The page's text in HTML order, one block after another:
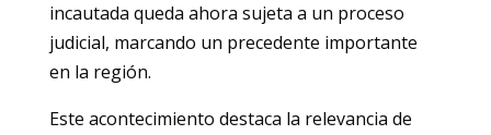
incautada queda ahora sujeta a un proceso
judicial, marcando un precedente importante
en la región.
Este acontecimiento destaca la relevancia de